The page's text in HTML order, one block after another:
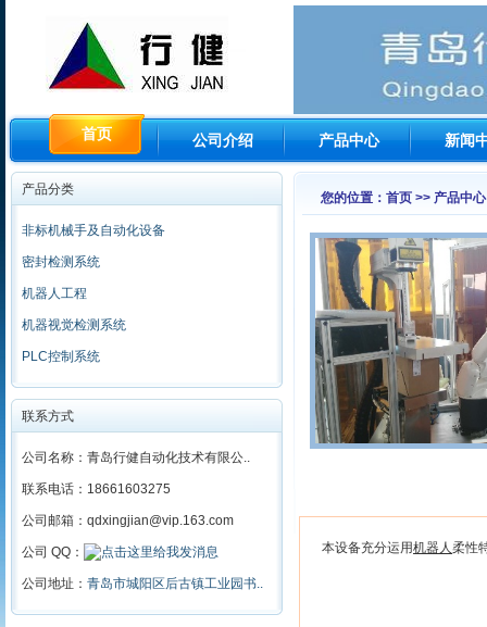
首页 公司介绍 产品中心 新闻
产品分类
非标机械手及自动化设备
密封检测系统
机器人工程
机器视觉检测系统
PLC控制系统
联系方式
公司名称：青岛行健自动化技术有限公..
联系电话：18661603275
公司邮箱：qdxingjian@vip.163.com
公司 QQ：
公司地址： 青岛市城阳区后古镇工业园书..
您的位置：首页 >> 产品中
本设备充分运用机器人 柔性